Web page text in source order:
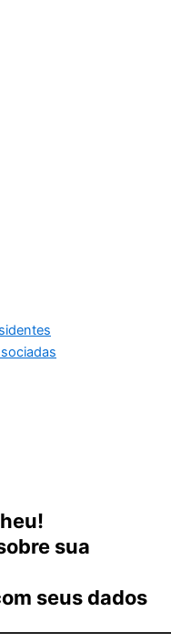
sua
seus dados